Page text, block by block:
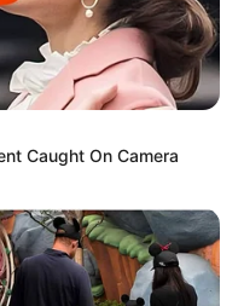
Caught On Camera